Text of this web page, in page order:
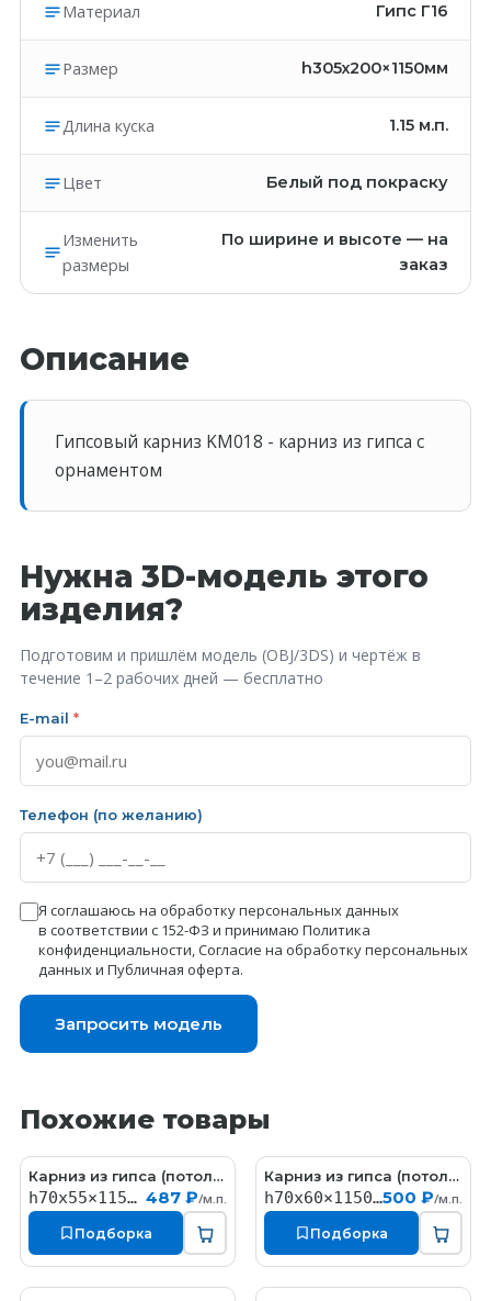
Материал Гипс Г16
Размер h305х200×1150мм
Длина куска 1.15 м.п.
Цвет Белый под покраску
Изменить
размеры
По ширине и высоте — на
заказ
Описание
Гипсовый карниз KM018 - карниз из гипса с
орнаментом
Нужна 3D-модель этого
изделия?
Подготовим и пришлём модель (OBJ/3DS) и чертёж в
течение 1–2 рабочих дней — бесплатно
E-mail *
Телефон (по желанию)
Я соглашаюсь на обработку персональных данных
в соответствии с 152-ФЗ и принимаю Политика
конфиденциальности,Согласие на обработку персональных
данныхи Публичная оферта.
Запросить модель
Похожие товары
KT058Карниз из гипса (потолочный плинтус) (h70x55мм)
h70x55×1150мм 487 ₽/м.п.
Подборка
КT323Карниз из гипса (потолочный плинтус) (h70x60мм)
h70x60×1150мм500 ₽/м.п.
Подборка